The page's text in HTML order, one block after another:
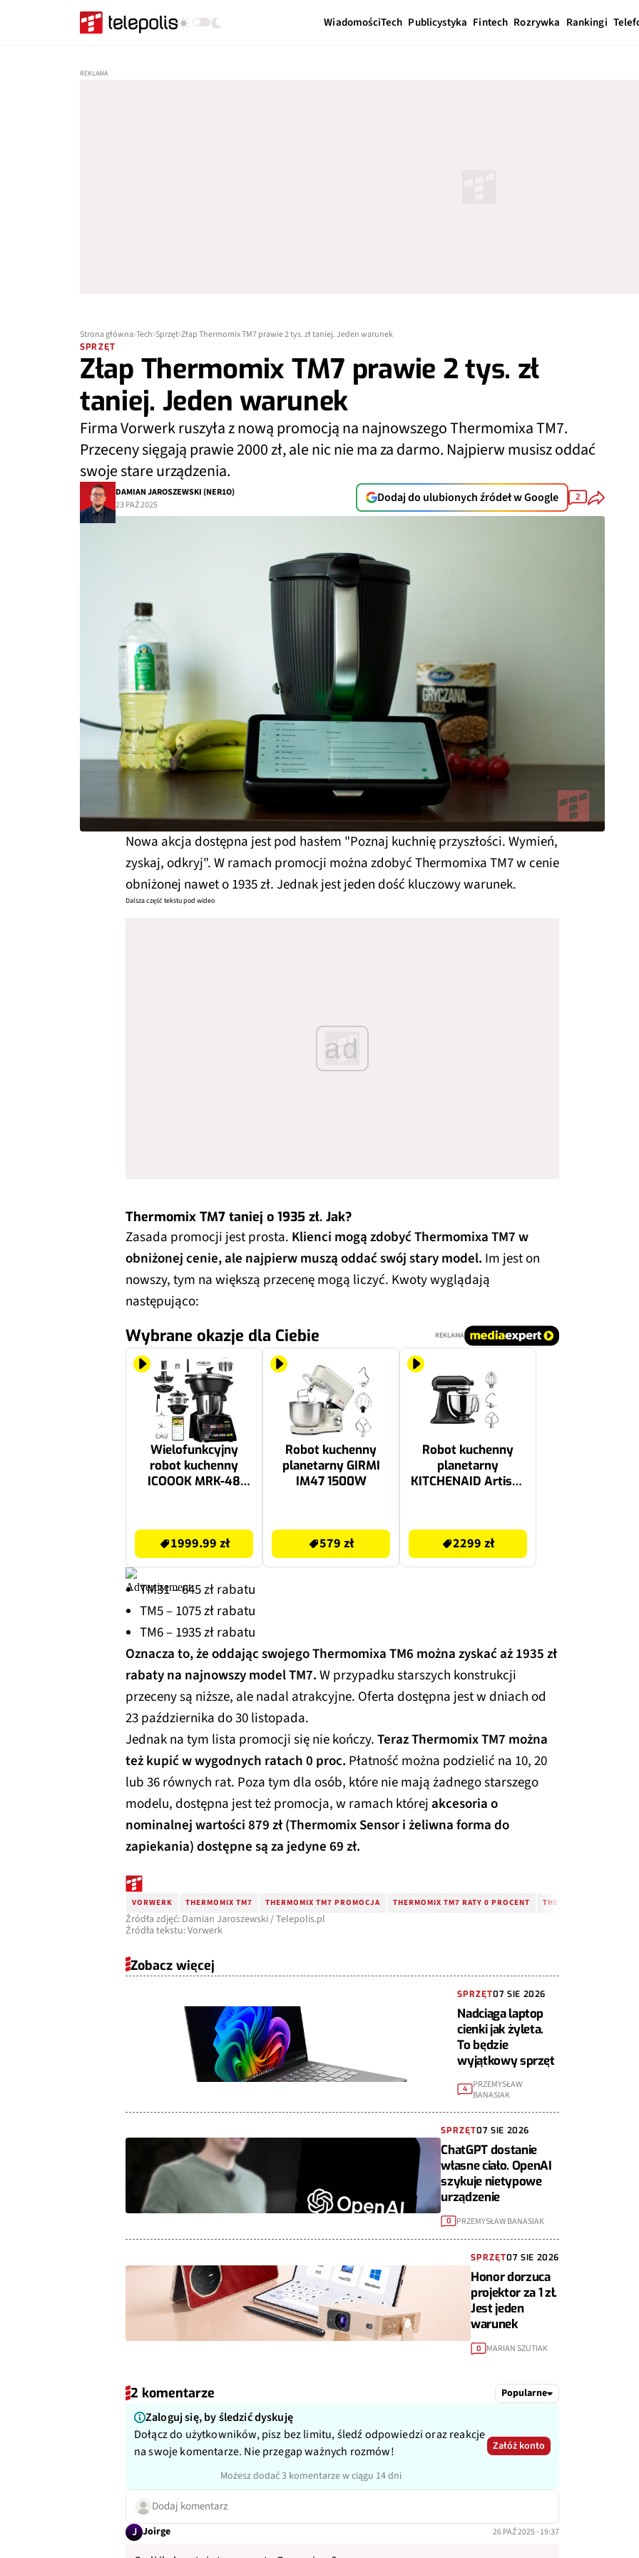
WiadomościTech Publicystyka Fintech Rozrywka Rankingi
Strona główna Tech Sprzęt Złap Thermomix TM7 prawie 2 tys. zł taniej. Jeden warunek
SPRZĘT
Złap Thermomix TM7 prawie 2 tys. zł
taniej. Jeden warunek
Firma Vorwerk ruszyła z nową promocją na najnowszego Thermomixa TM7.
Przeceny sięgają prawie 2000 zł, ale nic nie ma za darmo. Najpierw musisz oddać
swoje stare urządzenia.
DAMIAN JAROSZEWSKI (NER1O)
23 PAŹ 2025
Dodaj do ulubionych źródeł w Google 2
Nowa akcja dostępna jest pod hasłem "Poznaj kuchnię przyszłości. Wymień,
zyskaj, odkryj". W ramach promocji można zdobyć Thermomixa TM7 w cenie
obniżonej nawet o 1935 zł. Jednak jest jeden dość kluczowy warunek.
Dalsza część tekstu pod wideo
ad
Thermomix TM7 taniej o 1935 zł. Jak?
Zasada promocji jest prosta. Klienci mogą zdobyć Thermomixa TM7 w
obniżonej cenie, ale najpierw muszą oddać swój stary model. Im jest on
nowszy, tym na większą przecenę mogą liczyć. Kwoty wyglądają
następująco:
Wybrane okazje dla Ciebie REKLAMA
Wielofunkcyjny
robot kuchenny
ICOOOK MRK-48
1999.99 zł
Robot kuchenny
planetarny GIRMI
IM47 1500W
579 zł
Robot kuchenny
planetarny
KITCHENAID Artisan
2299 zł
TM31 – 645 zł rabatu
TM5 – 1075 zł rabatu
TM6 – 1935 zł rabatu
Oznacza to, że oddając swojego Thermomixa TM6 można zyskać aż 1935 zł
rabaty na najnowszy model TM7.W przypadku starszych konstrukcji
przeceny są niższe, ale nadal atrakcyjne. Oferta dostępna jest w dniach od
23 października do 30 listopada.
Jednak na tym lista promocji się nie kończy.Teraz Thermomix TM7 można
też kupić w wygodnych ratach 0 proc. Płatność można podzielić na 10, 20
lub 36 równych rat. Poza tym dla osób, które nie mają żadnego starszego
modelu, dostępna jest też promocja, w ramach którejakcesoria o
nominalnej wartości 879 zł (Thermomix Sensor i żeliwna forma do
zapiekania) dostępne są za jedyne 69 zł.
VORWERK THERMOMIX TM7 THERMOMIX TM7 PROMOCJA THERMOMIX TM7 RATY 0 PROCENT THERMOMIX TM7
Źródła zdjęć: Damian Jaroszewski / Telepolis.pl
Źródła tekstu: Vorwerk
Zobacz więcej
SPRZĘT07 SIE 2026
Nadciąga laptop
cienki jak żyleta.
To będzie
wyjątkowy sprzęt
4
PRZEMYSŁAW
BANASIAK
SPRZĘT07 SIE 2026
ChatGPT dostanie
własne ciało. OpenAI
szykuje nietypowe
urządzenie
0 PRZEMYSŁAW BANASIAK
SPRZĘT07 SIE 2026
Honor dorzuca
projektor za 1 zł.
Jest jeden
warunek
0 MARIAN SZUTIAK
2 komentarze Popularne
Zaloguj się, by śledzić dyskuję
Dołącz do użytkowników, pisz bez limitu, śledź odpowiedzi oraz reakcje
na swoje komentarze. Nie przegap ważnych rozmów!
Możesz dodać 3 komentarze w ciągu 14 dni
Załóż konto
Dodaj komentarz
J Joirge 26 PAŹ 2025 · 19:37